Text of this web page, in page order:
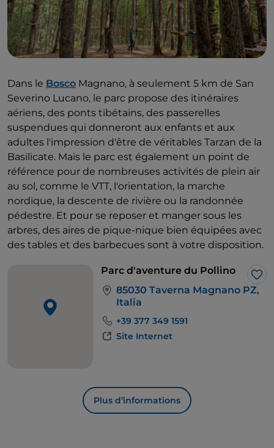
Dans le Bosco Magnano, à seulement 5 km de San
Severino Lucano, le parc propose des itinéraires
aériens, des ponts tibétains, des passerelles
suspendues qui donneront aux enfants et aux
adultes l'impression d'être de véritables Tarzan de la
Basilicate. Mais le parc est également un point de
référence pour de nombreuses activités de plein air
au sol, comme le VTT, l'orientation, la marche
nordique, la descente de rivière ou la randonnée
pédestre. Et pour se reposer et manger sous les
arbres, des aires de pique-nique bien équipées avec
des tables et des barbecues sont à votre disposition.
Parc d'aventure du Pollino
85030 Taverna Magnano PZ,
Italia
+39 377 349 1591
Site Internet
Plus d’informations